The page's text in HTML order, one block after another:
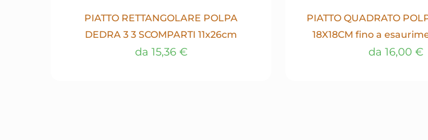
PIATTO RETTANGOLARE POLPA
DEDRA 3 3 SCOMPARTI 11x26cm
da 15,36 €
PIATTO QUADRATO
18X18CM fino a
da 16,00 €